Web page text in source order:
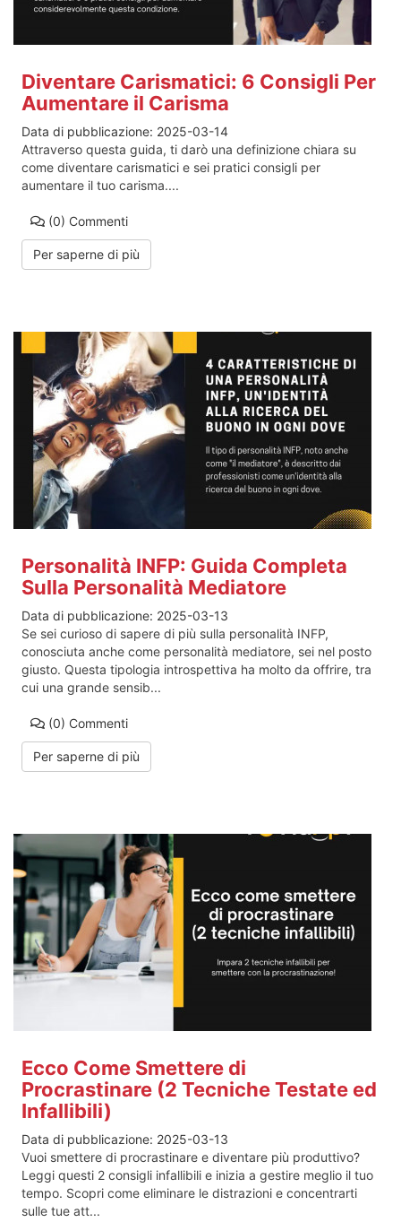
Diventare Carismatici: 6 Consigli Per
Aumentare il Carisma
Data di pubblicazione: 2025-03-14
Attraverso questa guida, ti darò una definizione chiara su
come diventare carismatici e sei pratici consigli per
aumentare il tuo carisma....
(0) Commenti
Per saperne di più
Personalità INFP: Guida Completa
Sulla Personalità Mediatore
Data di pubblicazione: 2025-03-13
Se sei curioso di sapere di più sulla personalità INFP,
conosciuta anche come personalità mediatore, sei nel posto
giusto. Questa tipologia introspettiva ha molto da offrire, tra
cui una grande sensib...
(0) Commenti
Per saperne di più
Ecco Come Smettere di
Procrastinare (2 Tecniche Testate ed
Infallibili)
Data di pubblicazione: 2025-03-13
Vuoi smettere di procrastinare e diventare più produttivo?
Leggi questi 2 consigli infallibili e inizia a gestire meglio il tuo
tempo. Scopri come eliminare le distrazioni e concentrarti
sulle tue att...